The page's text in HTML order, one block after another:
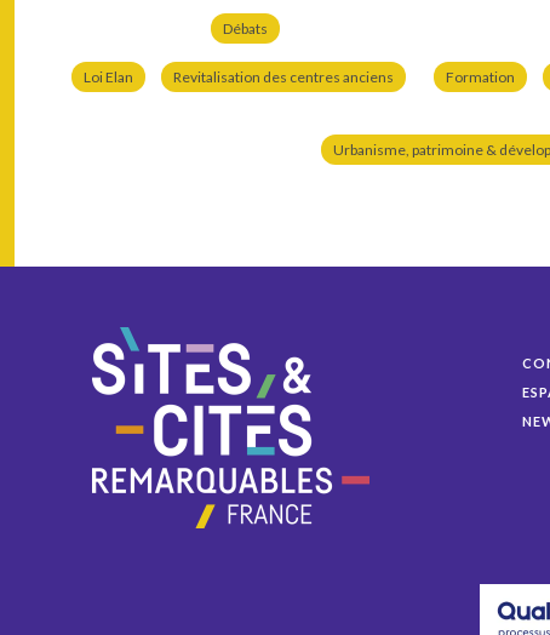
Débats
Loi Elan Revitalisation des centres anciens Formation
Urbanisme, patrimoine &